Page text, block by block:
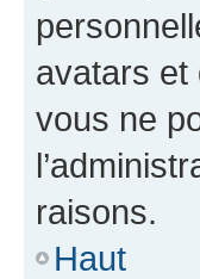
avatars et
vous ne
raisons.
Haut